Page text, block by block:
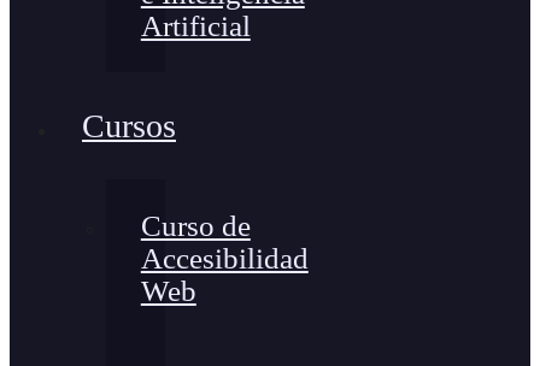
Artificial
Cursos
Curso de
Accesibilidad
Web